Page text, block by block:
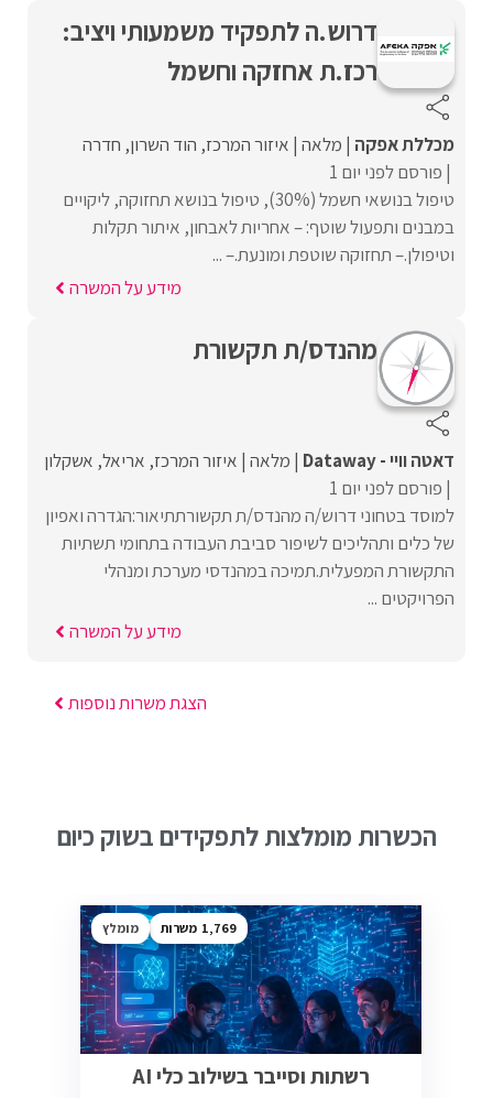
דרוש.ה לתפקיד משמעותי ויציב:
רכז.ת אחזקה וחשמל
מכללת אפקה מלאה איזור המרכז הוד השרון חדרה
פורסם לפני יום 1
טיפול בנושאי חשמל (30%), טיפול בנושא תחזוקה, ליקויים
במבנים ותפעול שוטף: – אחריות לאבחון, איתור תקלות
וטיפולן.– תחזוקה שוטפת ומונעת.– ...
מידע על המשרה
מהנדס/ת תקשורת
דאטה וויי - Dataway מלאה איזור המרכז אריאל אשקלון
פורסם לפני יום 1
למוסד בטחוני דרוש/ה מהנדס/ת תקשורתתיאור:הגדרה ואפיון
של כלים ותהליכים לשיפור סביבת העבודה בתחומי תשתיות
התקשורת המפעלית.תמיכה במהנדסי מערכת ומנהלי
הפרויקטים ...
מידע על המשרה
הצגת משרות נוספות
הכשרות מומלצות לתפקידים בשוק כיום
1,769 מומלץ
רשתות וסייבר בשילוב כלי AI